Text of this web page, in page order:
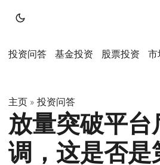
投资问答 基金投资 股票投资 市
主页 » 投资问答
放量突破平台
调，这是否是